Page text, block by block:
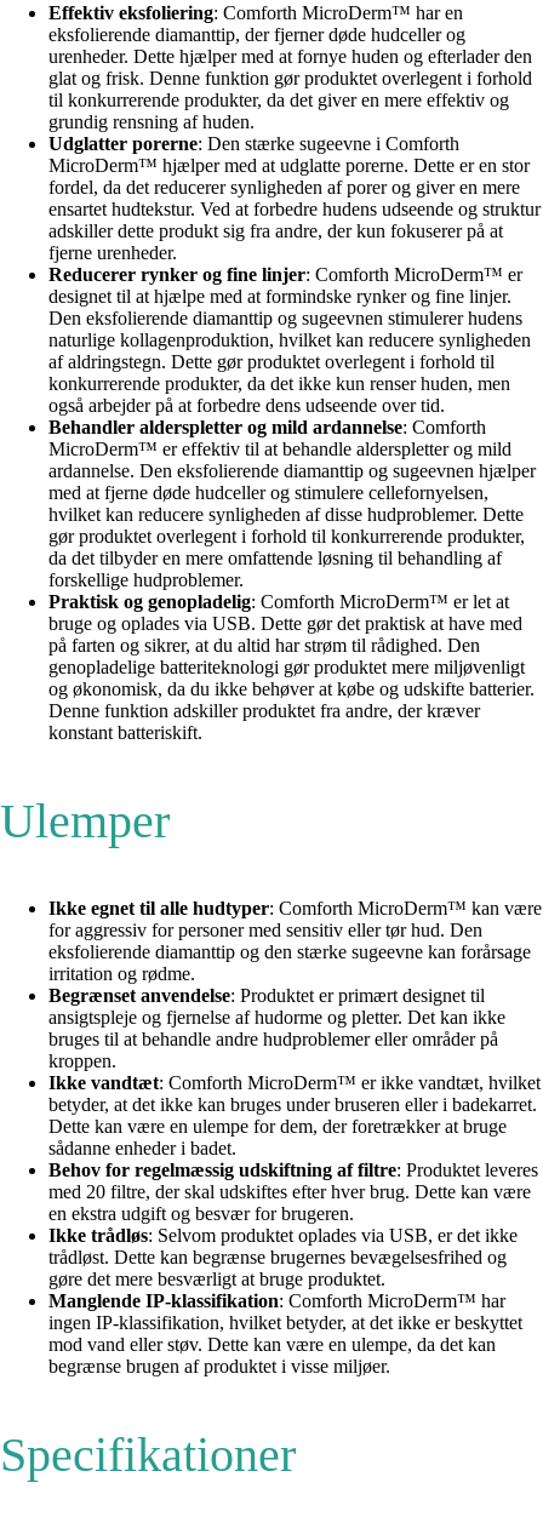
Effektiv eksfoliering: Comforth MicroDerm™ har en
eksfolierende diamanttip, der fjerner døde hudceller og
urenheder. Dette hjælper med at fornye huden og efterlader den
glat og frisk. Denne funktion gør produktet overlegent i forhold
til konkurrerende produkter, da det giver en mere effektiv og
grundig rensning af huden.
Udglatter porerne: Den stærke sugeevne i Comforth
MicroDerm™ hjælper med at udglatte porerne. Dette er en stor
fordel, da det reducerer synligheden af porer og giver en mere
ensartet hudtekstur. Ved at forbedre hudens udseende og struktur
adskiller dette produkt sig fra andre, der kun fokuserer på at
fjerne urenheder.
Reducerer rynker og fine linjer: Comforth MicroDerm™ er
designet til at hjælpe med at formindske rynker og fine linjer.
Den eksfolierende diamanttip og sugeevnen stimulerer hudens
naturlige kollagenproduktion, hvilket kan reducere synligheden
af aldringstegn. Dette gør produktet overlegent i forhold til
konkurrerende produkter, da det ikke kun renser huden, men
også arbejder på at forbedre dens udseende over tid.
Behandler alderspletter og mild ardannelse: Comforth
MicroDerm™ er effektiv til at behandle alderspletter og mild
ardannelse. Den eksfolierende diamanttip og sugeevnen hjælper
med at fjerne døde hudceller og stimulere cellefornyelsen,
hvilket kan reducere synligheden af disse hudproblemer. Dette
gør produktet overlegent i forhold til konkurrerende produkter,
da det tilbyder en mere omfattende løsning til behandling af
forskellige hudproblemer.
Praktisk og genopladelig: Comforth MicroDerm™ er let at
bruge og oplades via USB. Dette gør det praktisk at have med
på farten og sikrer, at du altid har strøm til rådighed. Den
genopladelige batteriteknologi gør produktet mere miljøvenligt
og økonomisk, da du ikke behøver at købe og udskifte batterier.
Denne funktion adskiller produktet fra andre, der kræver
konstant batteriskift.
Ulemper
Ikke egnet til alle hudtyper: Comforth MicroDerm™ kan være
for aggressiv for personer med sensitiv eller tør hud. Den
eksfolierende diamanttip og den stærke sugeevne kan forårsage
irritation og rødme.
Begrænset anvendelse: Produktet er primært designet til
ansigtspleje og fjernelse af hudorme og pletter. Det kan ikke
bruges til at behandle andre hudproblemer eller områder på
kroppen.
Ikke vandtæt: Comforth MicroDerm™ er ikke vandtæt, hvilket
betyder, at det ikke kan bruges under bruseren eller i badekarret.
Dette kan være en ulempe for dem, der foretrækker at bruge
sådanne enheder i badet.
Behov for regelmæssig udskiftning af filtre: Produktet leveres
med 20 filtre, der skal udskiftes efter hver brug. Dette kan være
en ekstra udgift og besvær for brugeren.
Ikke trådløs: Selvom produktet oplades via USB, er det ikke
trådløst. Dette kan begrænse brugernes bevægelsesfrihed og
gøre det mere besværligt at bruge produktet.
Manglende IP-klassifikation: Comforth MicroDerm™ har
ingen IP-klassifikation, hvilket betyder, at det ikke er beskyttet
mod vand eller støv. Dette kan være en ulempe, da det kan
begrænse brugen af produktet i visse miljøer.
Specifikationer